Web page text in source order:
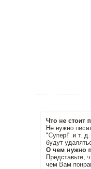
Что не стоит
Не нужно
"Супер!" и т. д.
будут
О чем нужно
Представьте,
чем Вам